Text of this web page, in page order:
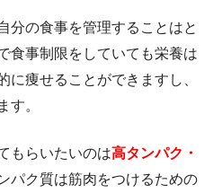
分の食事を管理することはと
食事制限をしていても栄養は
に痩せることができますし、
す。
もらいたいのは高タンパク・
パク質は筋肉をつけるための